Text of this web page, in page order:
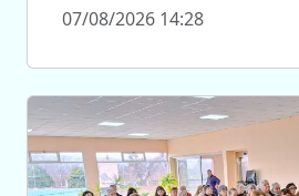
07/08/2026 14:28